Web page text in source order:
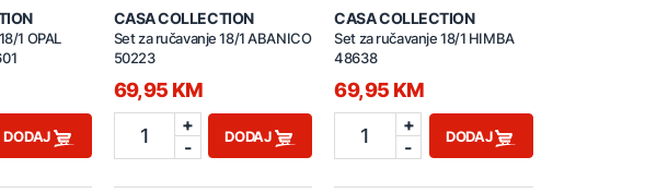
1 OPAL
DODAJ
CASA COLLECTION
Set za ručavanje 18/1 ABANICO
50223
69,95 KM
1
+
-
DODAJ
CASA COLLECTION
Set za ručavanje 18/1 HIMBA
48638
69,95 KM
1
+
-
DODAJ